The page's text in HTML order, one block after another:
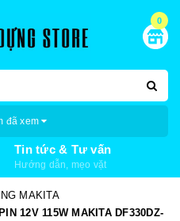
0
đã xem
Tin tức & Tư vấn
Hướng dẫn, mẹo vặt
MAKITA
12V 115W MAKITA DF330DZ-